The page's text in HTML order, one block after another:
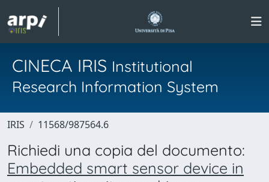
CINECA IRIS Institutional
Research Information System
IRIS 11568/987564.6
Richiedi una copia del documento:
Embedded smart sensor device in